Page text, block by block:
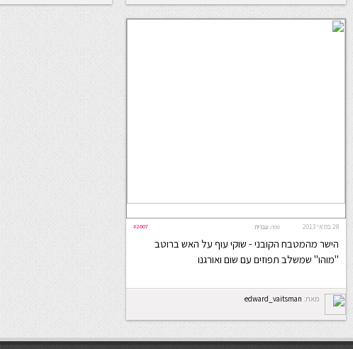
28 במאי 2013 #2607 שפה: עברית
הישר מהמטבח הקובני - שוקי עוף על האש ברוטב
"מוהו" שמשלב תפוזים עם שום ואורגנו
מאת: edward_vaitsman